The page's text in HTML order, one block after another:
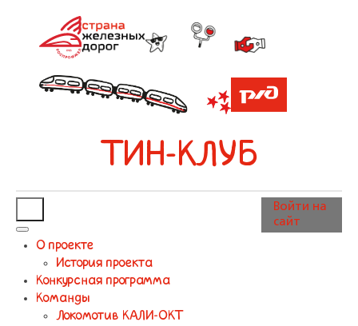
ТИН-КЛУБ
О проекте
История проекта
Конкурсная программа
Команды
Локомотив КАЛИ-ОКТ
Войти на
сайт